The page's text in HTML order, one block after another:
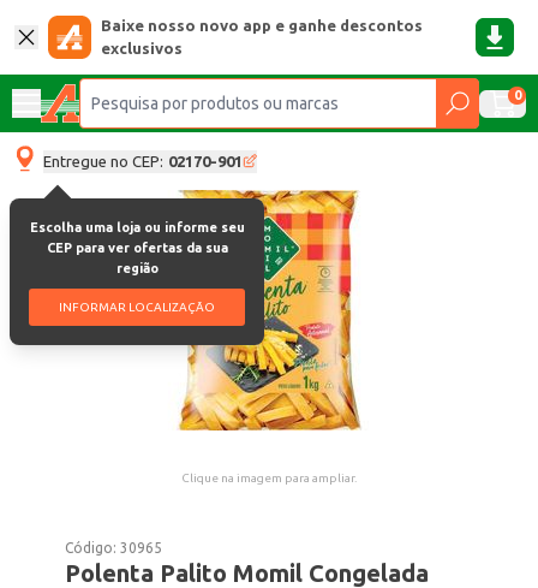
Baixe nosso novo app e ganhe descontos
exclusivos
0
Entregue no CEP: 02170-901
Escolha uma loja ou informe seu
CEP para ver ofertas da sua
região
INFORMAR LOCALIZAÇÃO
Clique na imagem para ampliar.
Código:30965
Polenta Palito Momil Congelada